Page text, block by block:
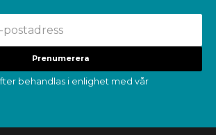
Prenumerera
behandlas i enlighet med vår